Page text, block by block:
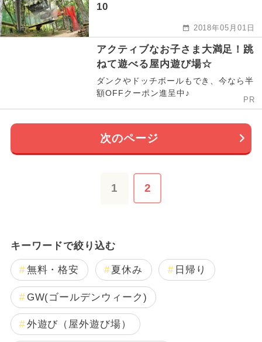
10
2018年05月01日
アクティブなお子さま大満足！跳
ねて遊べる屋内遊び場☆
ダンクやドッチボールもでき、今なら半
額OFFクーポン進呈中♪
PR
次のページ
1 2
キーワードで絞り込む
無料・格安 夏休み 日帰り
GW(ゴールデンウィーク)
外遊び（屋外遊び場）